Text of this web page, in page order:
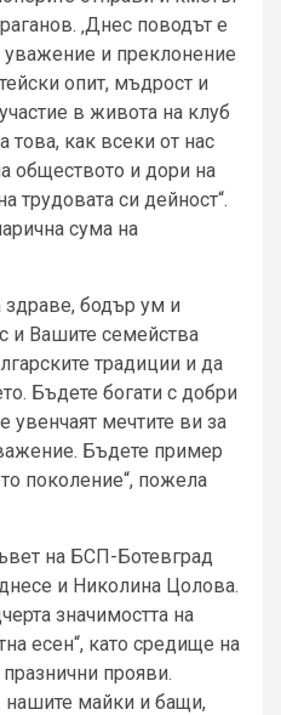
‚Днес поводът е
и преклонение
опит, мъдрост и
в живота на клуб
това, как всеки от нас
обществото и дори на
трудовата си дейност“.
сума на
здраве, бодър ум и
и Вашите семейства
традиции и да
Бъдете богати с добри
увенчаят мечтите ви за
Бъдете пример
поколение“, пожела
на БСП-Ботевград
и Николина Цолова.
значимостта на
есен“, като средище на
прояви.
майки и бащи,